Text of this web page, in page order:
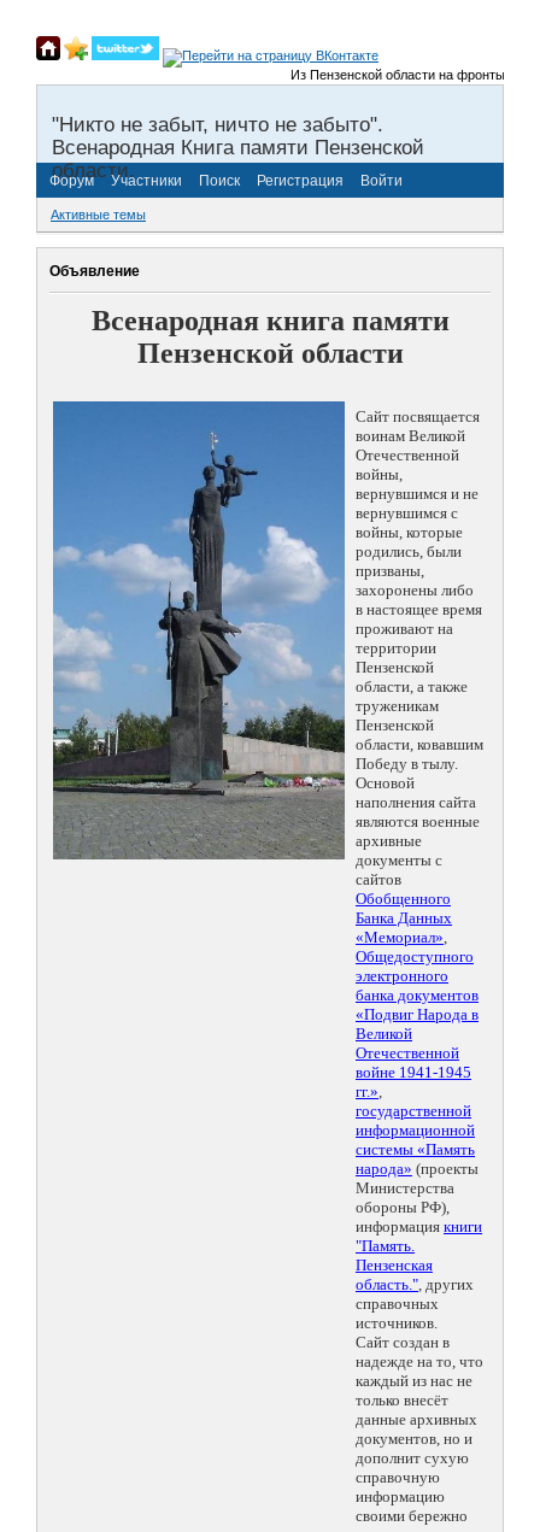
Из Пензенской области на фронты
"Никто не забыт, ничто не забыто".
Всенародная Книга памяти Пензенской
области.
Форум Участники Поиск Регистрация Войти
Активные темы
Объявление
Всенародная книга памяти
Пензенской области
Сайт посвящается
воинам Великой
Отечественной
войны,
вернувшимся и не
вернувшимся с
войны, которые
родились, были
призваны,
захоронены либо
в настоящее время
проживают на
территории
Пензенской
области, а также
труженикам
Пензенской
области, ковавшим
Победу в тылу.
Основой
наполнения сайта
являются военные
архивные
документы с
сайтов
Обобщенного
Банка Данных
«Мемориал»,
Общедоступного
электронного
банка документов
«Подвиг Народа в
Великой
Отечественной
войне 1941-1945
гг.»,
государственной
информационной
системы «Память
народа» (проекты
Министерства
обороны РФ),
информация книги
"Память.
Пензенская
область.", других
справочных
источников.
Сайт создан в
надежде на то, что
каждый из нас не
только внесёт
данные архивных
документов, но и
дополнит сухую
справочную
информацию
своими бережно